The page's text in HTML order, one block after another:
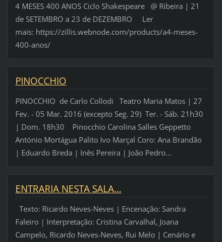
4 MESES 400 ANOS Ciclo Shakespeare @ Ribeira | 21
de SETEMBRO a 23 de DEZEMBRO Ler
mais: https://zillis.webnode.com/products/a4-meses-
400-anos/
PINOCCHIO
PINOCCHIO de Carlo Collodi Teatro Maria Matos | 27
Fev. - 05 Mar. 2016 (excepto Seg. 29) Ter. - Sáb. 21h30
| Dom. 18h30 Pinocchio Carolina Salles Geppetto
António Mortágua Palito Ivo Marçal Coro: Ana Brandão
| Eduardo Breda | Inês Pereira | João Pedro...
ENTRARIA NESTA SALA...
Texto: Ricardo Neves-Neves | Encenação: Sandra
Faleiro | Interpretação: Cristina Carvalhal, Joana
Campelo, Ricardo Neves-Neves, Rui Melo | Cenário e